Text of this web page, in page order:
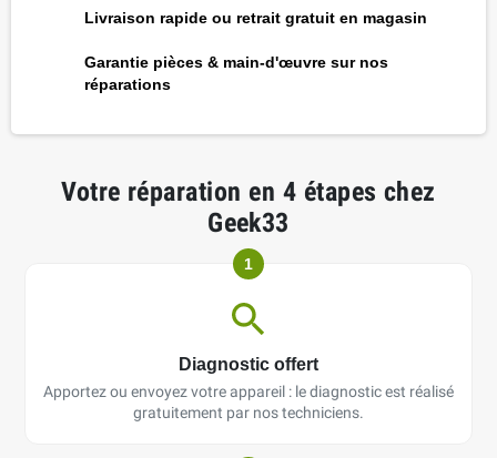
Livraison rapide ou retrait gratuit en magasin
Garantie pièces & main-d'œuvre sur nos
réparations
Votre réparation en 4 étapes chez
Geek33
1
Diagnostic offert
Apportez ou envoyez votre appareil : le diagnostic est réalisé
gratuitement par nos techniciens.